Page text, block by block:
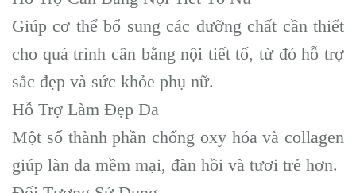
Giúp cơ thể bổ sung các dưỡng chất cần thiết
cho quá trình cân bằng nội tiết tố, từ đó hỗ trợ
sắc đẹp và sức khỏe phụ nữ.
Hỗ Trợ Làm Đẹp Da
Một số thành phần chống oxy hóa và collagen
giúp làn da mềm mại, đàn hồi và tươi trẻ hơn.